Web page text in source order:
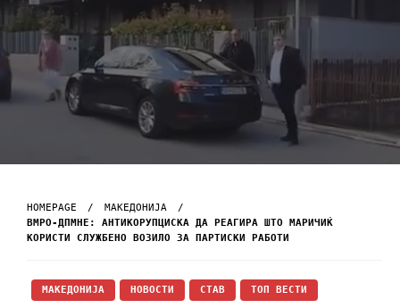
HOMEPAGE
МАКЕДОНИЈА
ВМРО-ДПМНЕ: AНТИКОРУПЦИСКА ДА РЕАГИРА ШТО МАРИЧИЌ
КОРИСТИ СЛУЖБЕНО ВОЗИЛО ЗА ПАРТИСКИ РАБОТИ
МАКЕДОНИЈА НОВОСТИ СТАВ ТОП ВЕСТИ